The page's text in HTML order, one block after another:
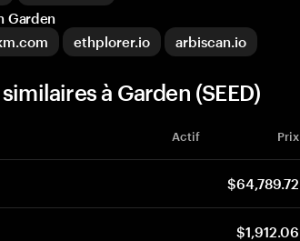
Garden
ethplorer.io arbiscan.io
à Garden (SEED)
Actif Prix
$64,789.72
$1,912.06